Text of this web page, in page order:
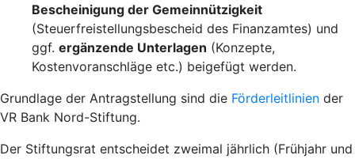
Bescheinigung der Gemeinnützigkeit
(Steuerfreistellungsbescheid des Finanzamtes) und
ggf. ergänzende Unterlagen (Konzepte,
Kostenvoranschläge etc.) beigefügt werden.
Grundlage der Antragstellung sind die Förderleitlinien der
VR Bank Nord-Stiftung.
Der Stiftungsrat entscheidet zweimal jährlich (Frühjahr und